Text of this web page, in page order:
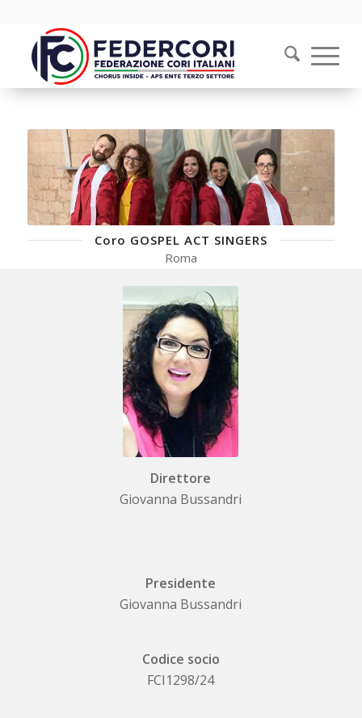
Coro GOSPEL ACT SINGERS
Roma
Direttore
Giovanna Bussandri
Presidente
Giovanna Bussandri
Codice socio
FCI1298/24